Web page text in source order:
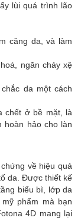
lùi quá trình lão
căng da, và làm
ngăn chảy xệ
da một cách
chết ở bề mặt, là
hoàn hảo cho làn
về hiệu quả
da. Được thiết kế
biểu bì, lớp da
phẩm mà bạn
4D mang lại